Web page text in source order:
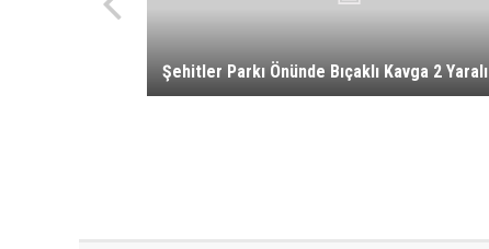
Şehitler Parkı Önünde Bıçaklı Kavga 2 Yaralı